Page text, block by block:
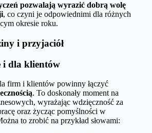
pozwalają wyrazić dobrą wolę
, co czyni je odpowiednimi dla różnych
okresie roku.
i przyjaciół
i dla klientów
firm i klientów powinny łączyć
. To doskonały moment na
wyrażając wdzięczność za
oraz życząc pomyślności w
to zrobić na przykład słowami: